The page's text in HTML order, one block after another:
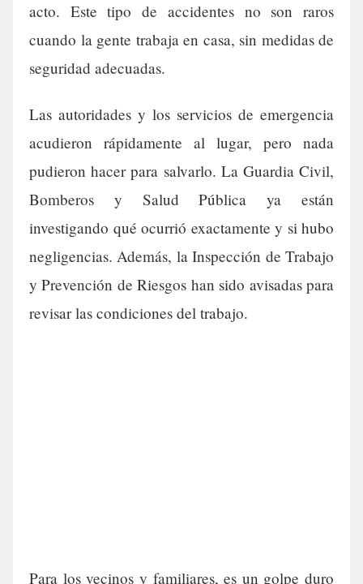
acto. Este tipo de accidentes no son raros
cuando la gente trabaja en casa, sin medidas de
seguridad adecuadas.
Las autoridades y los servicios de emergencia
acudieron rápidamente al lugar, pero nada
pudieron hacer para salvarlo. La Guardia Civil,
Bomberos y Salud Pública ya están
investigando qué ocurrió exactamente y si hubo
negligencias. Además, la Inspección de Trabajo
y Prevención de Riesgos han sido avisadas para
revisar las condiciones del trabajo.
Para los vecinos y familiares, es un golpe duro